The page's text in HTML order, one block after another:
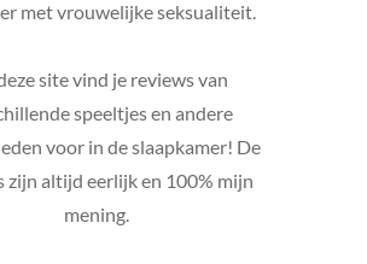
met vrouwelijke seksualiteit.
site vind je reviews van
speeltjes en andere
voor in de slaapkamer! De
zijn altijd eerlijk en 100% mijn
mening.